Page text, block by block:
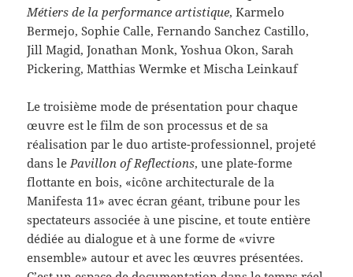
Métiers de la performance artistique, Karmelo
Bermejo, Sophie Calle, Fernando Sanchez Castillo,
Jill Magid, Jonathan Monk, Yoshua Okon, Sarah
Pickering, Matthias Wermke et Mischa Leinkauf
Le troisième mode de présentation pour chaque
œuvre est le film de son processus et de sa
réalisation par le duo artiste-professionnel, projeté
dans le Pavillon of Reflections, une plate-forme
flottante en bois, «icône architecturale de la
Manifesta 11» avec écran géant, tribune pour les
spectateurs associée à une piscine, et toute entière
dédiée au dialogue et à une forme de «vivre
ensemble» autour et avec les œuvres présentées.